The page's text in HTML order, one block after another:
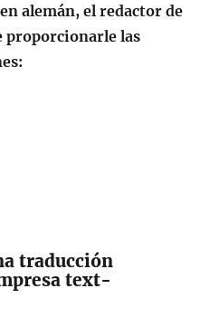
alemán, el redactor de
proporcionarle las
traducción
text-